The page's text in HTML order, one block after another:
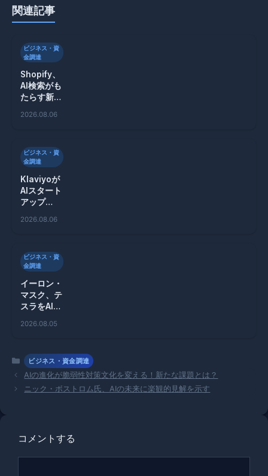
関連記事
ビジネス・資
金調達
Shopify、
AI検索がも
たらす新た
の可能性と
2026.08.06
ビジネス・資
金調達
Klaviyoが
AIスタート
アップ
買収、エー
新たな一歩
2026.08.06
ビジネス・資
金調達
イーロン・
マスク、テ
スラをAIと
スの企業へ
2026.08.05
カ
テ
ゴ
リ
ビジネス・資金調達
AIの進化が脆弱性対策文化を変える！新たな課題とは？
ニック・ボストロム氏、AIの未来に楽観的見解を示す
コメントする